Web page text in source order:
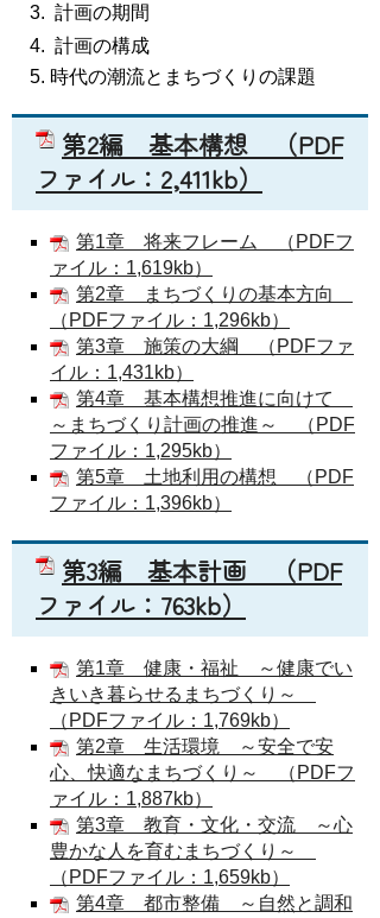
計画の期間
計画の構成
時代の潮流とまちづくりの課題
第2編 基本構想 （PDF
ファイル：2,411kb）
第1章 将来フレーム
（PDFフ
ァイル：1,619kb）
第2章 まちづくりの基本方向
（PDFファイル：1,296kb）
第3章 施策の大綱
（PDFファ
イル：1,431kb）
第4章 基本構想推進に向けて
～まちづくり計画の推進～
（PDF
ファイル：1,295kb）
第5章 土地利用の構想 （PDF
ファイル：1,396kb）
第3編 基本計画 （PDF
ファイル：763kb）
第1章 健康・福祉 ～健康でい
きいき暮らせるまちづくり～
（PDFファイル：1,769kb）
第2章 生活環境 ～安全で安
心、快適なまちづくり～
（PDFフ
ァイル：1,887kb）
第3章 教育・文化・交流 ～心
豊かな人を育むまちづくり～
（PDFファイル：1,659kb）
第4章 都市整備 ～自然と調和